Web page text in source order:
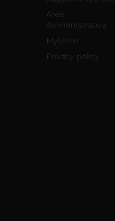
Area
Amministrativa
MyUnivr
Privacy policy